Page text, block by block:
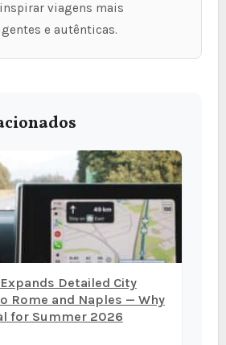
viagens mais
e autênticas.
Rome and Naples — Why
for Summer 2026